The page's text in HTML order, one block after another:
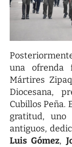
una ofrenda
Mártires
Diocesana,
Cubillos Peña.
gratitud, uno
antiguos,
Luis Gómez,